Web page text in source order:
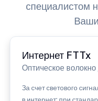
специалистом
Интернет FTTx
Оптическое волокно
За счет светового